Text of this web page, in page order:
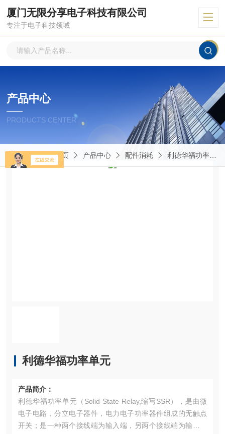
厦门无限分享电子科技有限公司
专注于电子科技领域
产品中心
PRODUCTS CENTER
当前位置：首页 产品中心 配件消耗 利德华福功率模块
利德华福功率单元
产品简介：
利德华福功率单元（Solid State Relay,缩写SSR），是由微
电子电路，分立电子器件，电力电子功率器件组成的无触点
开关；是一种两个接线端为输入端，另两个接线端为输出端